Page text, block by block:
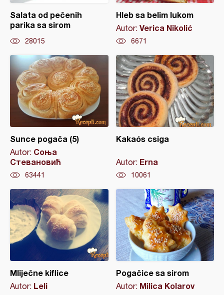
Salata od pečenih
parika sa sirom
28015
Hleb sa belim lukom
Autor: Verica Nikolić
6671
Sunce pogača (5)
Autor: Соња
Стевановић
63441
Kakaós csiga
Autor: Erna
10061
Mliječne kiflice
Autor: Leli
Pogačice sa sirom
Autor: Milica Kolarov